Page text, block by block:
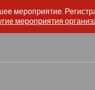
мероприятие.
мероприятия